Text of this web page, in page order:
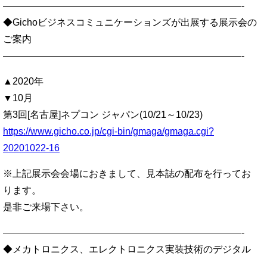
—————————————————————————-
◆Gichoビジネスコミュニケーションズが出展する展示会の
ご案内
—————————————————————————-
▲2020年
▼10月
第3回[名古屋]ネプコン ジャパン(10/21～10/23)
https://www.gicho.co.jp/cgi-bin/gmaga/gmaga.cgi?
20201022-16
※上記展示会会場におきまして、見本誌の配布を行ってお
ります。
是非ご来場下さい。
—————————————————————————-
◆メカトロニクス、エレクトロニクス実装技術のデジタル